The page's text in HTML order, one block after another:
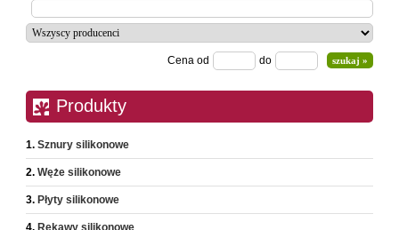
Cena od do
Produkty
Sznury silikonowe
Węże silikonowe
Płyty silikonowe
Rękawy silikonowe